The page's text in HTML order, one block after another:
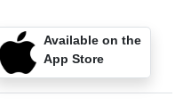
Available on the
App Store